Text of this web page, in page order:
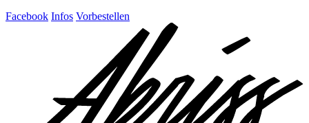
Facebook Infos Vorbestellen